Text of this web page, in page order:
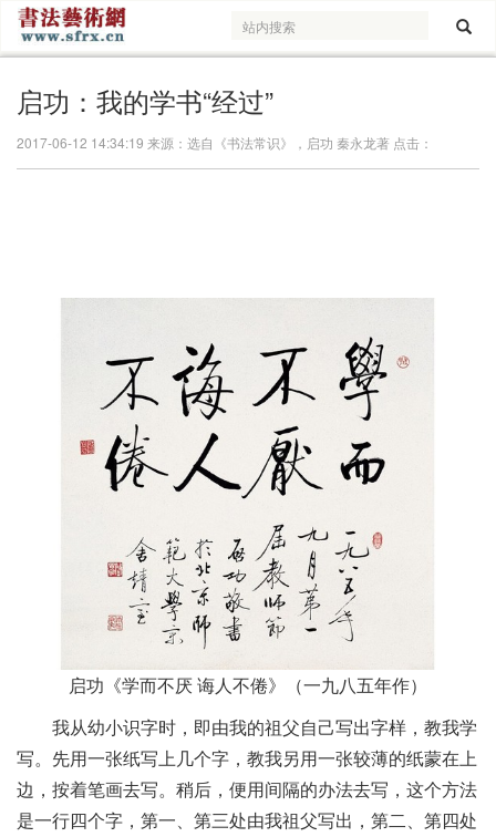
启功：我的学书“经过”
2017-06-12 14:34:19 来源：选自《书法常识》，启功 秦永龙著 点击：
启功《学而不厌 诲人不倦》（一九八五年作）
我从幼小识字时，即由我的祖父自己写出字样，教我学
写。先用一张纸写上几个字，教我另用一张较薄的纸蒙在上
边，按着笔画去写。稍后，便用间隔的办法去写，这个方法
是一行四个字，第一、第三处由我祖父写出，第二、第四处